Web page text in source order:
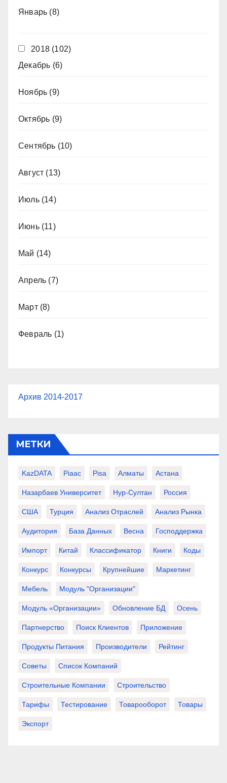
Январь (8)
2018 (102)
Декабрь (6)
Ноябрь (9)
Октябрь (9)
Сентябрь (10)
Август (13)
Июль(14)
Июнь(11)
Май (14)
Апрель (7)
Март(8)
Февраль (1)
Архив 2014-2017
МЕТКИ
KazDATA Piaac Pisa Алматы Астана
Назарбаев Университет Нур-Султан Россия
США Турция Анализ Отраслей Анализ Рынка
Аудитория База Данных Весна Господдержка
Импорт Китай Классификатор Книги Коды
Конкурс Конкурсы Крупнейшие Маркетинг
Мебель Модуль "Организации"
Модуль «Организации» Обновление БД Осень
Партнерство Поиск Клиентов Приложение
Продукты Питания Производители Рейтинг
Советы Список Компаний
Строительные Компании Строительство
Тарифы Тестирование Товарооборот Товары
Экспорт